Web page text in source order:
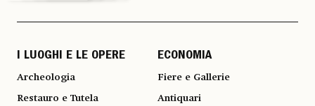
I LUOGHI E LE OPERE
Archeologia
Restauro e Tutela
ECONOMIA
Fiere e Gallerie
Antiquari